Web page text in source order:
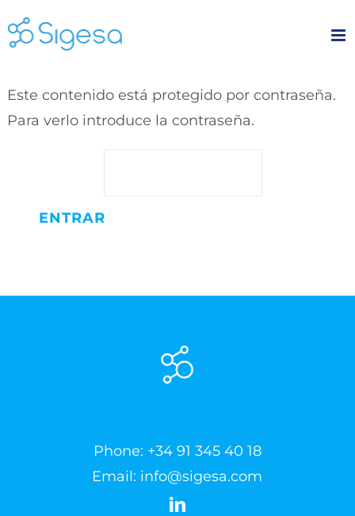
to
Este contenido está protegido por contraseña.
Para verlo introduce la contraseña.
Phone: +34 91 345 40 18
Email: info@sigesa.com